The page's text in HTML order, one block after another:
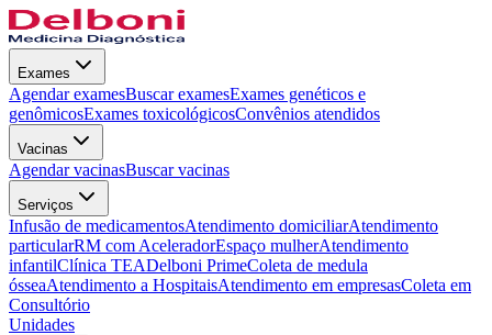
Exames
Agendar examesBuscar examesExames genéticos e
genômicosExames toxicológicosConvênios atendidos
Vacinas
Agendar vacinasBuscar vacinas
Serviços
Infusão de medicamentosAtendimento domiciliarAtendimento
particularRM com AceleradorEspaço mulherAtendimento
infantilClínica TEADelboni PrimeColeta de medula
ósseaAtendimento a HospitaisAtendimento em empresasColeta em
Consultório
Unidades